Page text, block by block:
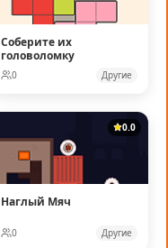
Соберите их
головоломку
0 Другие
0.0
Наглый Мяч
0 Другие